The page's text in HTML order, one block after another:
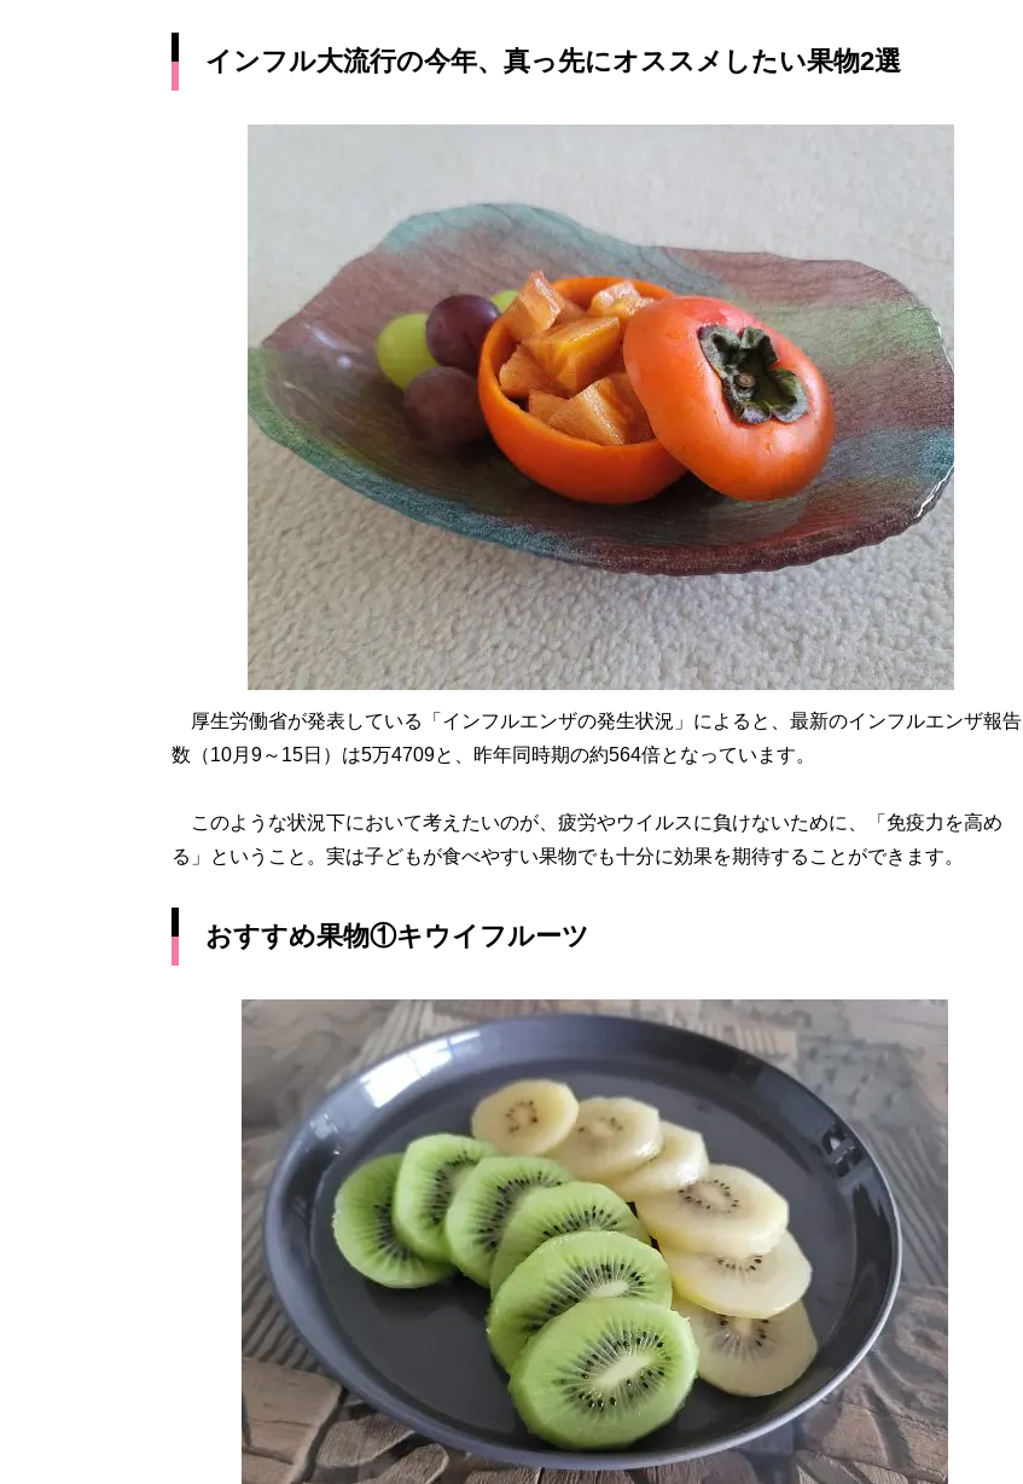
インフル大流行の今年、真っ先にオススメしたい果物2選
厚生労働省が発表している「インフルエンザの発生状況」によると、最新のインフルエンザ報告
数（10月9～15日）は5万4709と、昨年同時期の約564倍となっています。
このような状況下において考えたいのが、疲労やウイルスに負けないために、「免疫力を高め
る」ということ。実は子どもが食べやすい果物でも十分に効果を期待することができます。
おすすめ果物①キウイフルーツ